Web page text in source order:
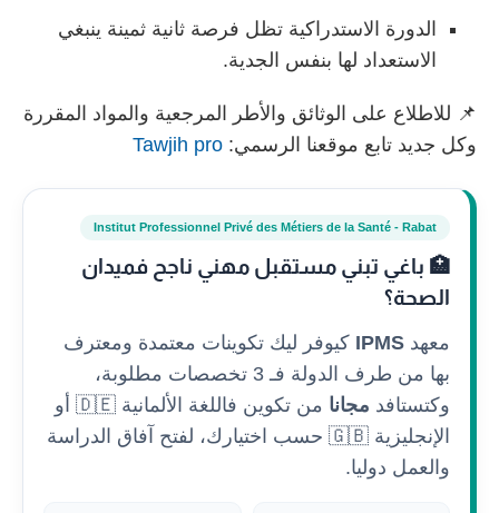
الدورة الاستدراكية تظل فرصة ثانية ثمينة ينبغي
الاستعداد لها بنفس الجدية.
📌 للاطلاع على الوثائق والأطر المرجعية والمواد المقررة
وكل جديد تابع موقعنا الرسمي: Tawjih pro
Institut Professionnel Privé des Métiers de la Santé - Rabat
🏥 باغي تبني مستقبل مهني ناجح فميدان
الصحة؟
معهد IPMS كيوفر ليك تكوينات معتمدة ومعترف
بها من طرف الدولة فـ 3 تخصصات مطلوبة،
وكتستافد مجانا
من تكوين فاللغة الألمانية 🇩🇪 أو
الإنجليزية 🇬🇧 حسب اختيارك، لفتح آفاق الدراسة
والعمل دوليا.